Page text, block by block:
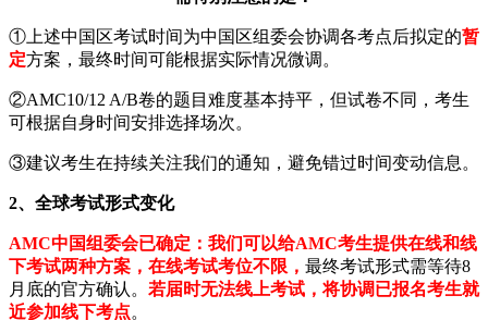
①​ 上述中国区考试时间为中国区组委会协调各考点后拟定的暂
定方案，最终时间可能根据实际情况微调。
②AMC10/12 A/B卷的题目难度基本持平，但试卷不同，考生
可根据自身时间安排选择场次。
③建议考生在持续关注我们的通知，避免错过时间变动信息。
​​2、全球考试形式变化
AMC中国组委会已确定：我们可以给AMC考生提供在线和线
下考试两种方案，在线考试考位不限， 最终考试形式需等待8
月底的官方确认。 若届时无法线上考试，将协调已报名考生就
近参加线下考点。